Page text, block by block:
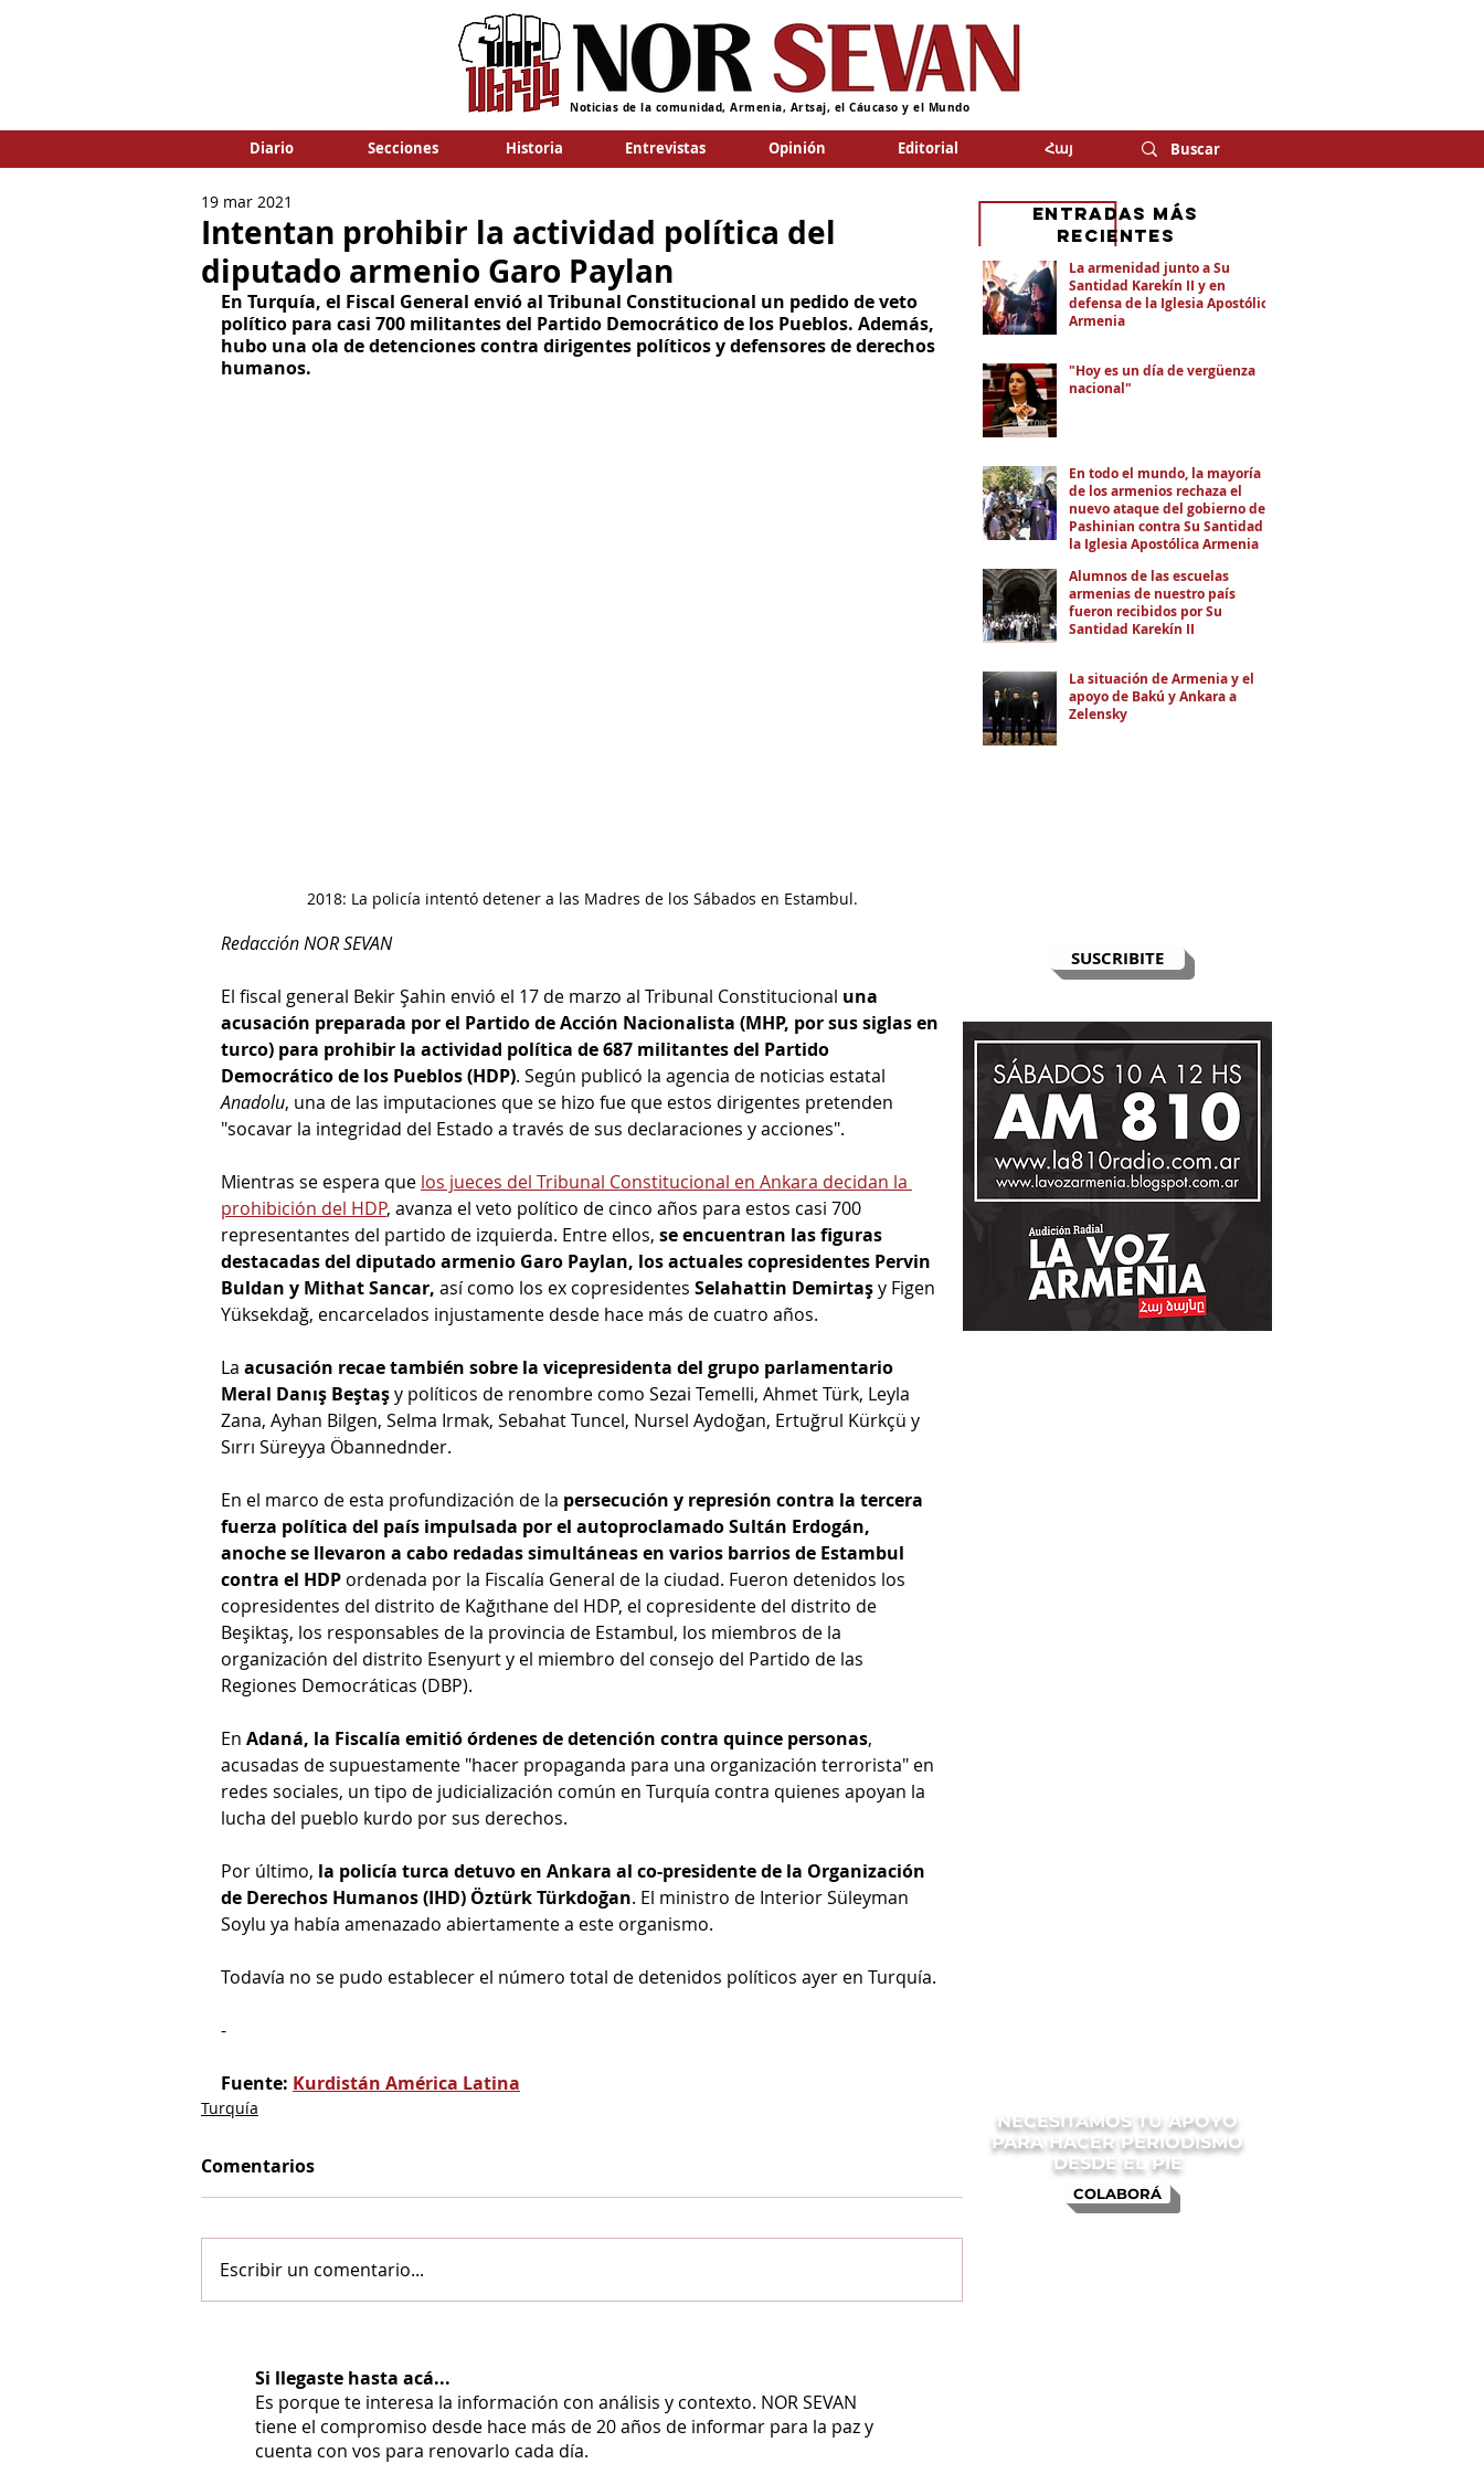
Noticias de la comunidad, Armenia, Artsaj, el Cáucaso y el Mundo
Diario Secciones Historia Entrevistas Opinión Editorial Հայ
Intentan prohibir la actividad política del
diputado armenio Garo Paylan
19 mar 2021
En Turquía, el Fiscal General envió al Tribunal Constitucional un pedido de veto
político para casi 700 militantes del Partido Democrático de los Pueblos. Además,
hubo una ola de detenciones contra dirigentes políticos y defensores de derechos
humanos.
2018: La policía intentó detener a las Madres de los Sábados en Estambul.
Redacción NOR SEVAN
El fiscal general Bekir Şahin envió el 17 de marzo al Tribunal Constitucional una
acusación preparada por el Partido de Acción Nacionalista (MHP, por sus siglas en
turco) para prohibir la actividad política de 687 militantes del Partido
Democrático de los Pueblos (HDP). Según publicó la agencia de noticias estatal
Anadolu, una de las imputaciones que se hizo fue que estos dirigentes pretenden
"socavar la integridad del Estado a través de sus declaraciones y acciones".
Mientras se espera que los jueces del Tribunal Constitucional en Ankara decidan la
prohibición del HDP, avanza el veto político de cinco años para estos casi 700
representantes del partido de izquierda. Entre ellos, se encuentran las figuras
destacadas del diputado armenio Garo Paylan, los actuales copresidentes Pervin
Buldan y Mithat Sancar, así como los ex copresidentes Selahattin Demirtaş y Figen
Yüksekdağ, encarcelados injustamente desde hace más de cuatro años.
La acusación recae también sobre la vicepresidenta del grupo parlamentario
Meral Danış Beştaş y políticos de renombre como Sezai Temelli, Ahmet Türk, Leyla
Zana, Ayhan Bilgen, Selma Irmak, Sebahat Tuncel, Nursel Aydoğan, Ertuğrul Kürkçü y
Sırrı Süreyya Öbannednder.
En el marco de esta profundización de la persecución y represión contra la tercera
fuerza política del país impulsada por el autoproclamado Sultán Erdogán,
anoche se llevaron a cabo redadas simultáneas en varios barrios de Estambul
contra el HDP ordenada por la Fiscalía General de la ciudad. Fueron detenidos los
copresidentes del distrito de Kağıthane del HDP, el copresidente del distrito de
Beşiktaş, los responsables de la provincia de Estambul, los miembros de la
organización del distrito Esenyurt y el miembro del consejo del Partido de las
Regiones Democráticas (DBP).
En Adaná, la Fiscalía emitió órdenes de detención contra quince personas,
acusadas de supuestamente "hacer propaganda para una organización terrorista" en
redes sociales, un tipo de judicialización común en Turquía contra quienes apoyan la
lucha del pueblo kurdo por sus derechos.
Por último, la policía turca detuvo en Ankara al co-presidente de la Organización
de Derechos Humanos (IHD) Öztürk Türkdoğan. El ministro de Interior Süleyman
Soylu ya había amenazado abiertamente a este organismo.
Todavía no se pudo establecer el número total de detenidos políticos ayer en Turquía.
-
Fuente: Kurdistán América Latina
Turquía
Comentarios
Escribir un comentario...
SUSCRIBITE
La armenidad junto a Su
Santidad Karekín II y en
defensa de la Iglesia Apostólica
Armenia
"Hoy es un día de vergüenza
nacional"
En todo el mundo, la mayoría
de los armenios rechaza el
nuevo ataque del gobierno de
Pashinian contra Su Santidad y
la Iglesia Apostólica Armenia
Alumnos de las escuelas
armenias de nuestro país
fueron recibidos por Su
Santidad Karekín II
La situación de Armenia y el
apoyo de Bakú y Ankara a
Zelensky
eNTRADAS MÁS
RECIENTES
COLABORÁ
NECESITAMOS TU APOYO
PARA HACER PERIODISMO
DESDE EL PIE
Si llegaste hasta acá...
Es porque te interesa la información con análisis y contexto. NOR SEVAN
tiene el compromiso desde hace más de 20 años de informar para la paz y
cuenta con vos para renovarlo cada día.